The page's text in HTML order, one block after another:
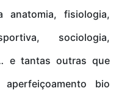
fisiologia,
sociologia,
e tantas outras que
bio